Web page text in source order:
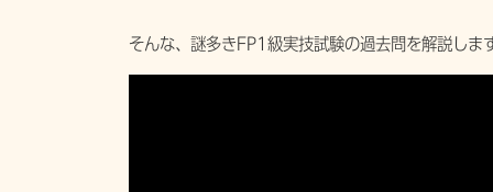
そんな、謎多きFP1級実技試験の過去問を解説しま